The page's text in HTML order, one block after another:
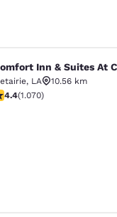
& Suites At
Inn & Suites At
, LA
10.56 km
di 4.38 stelle.
4.4(1.070)